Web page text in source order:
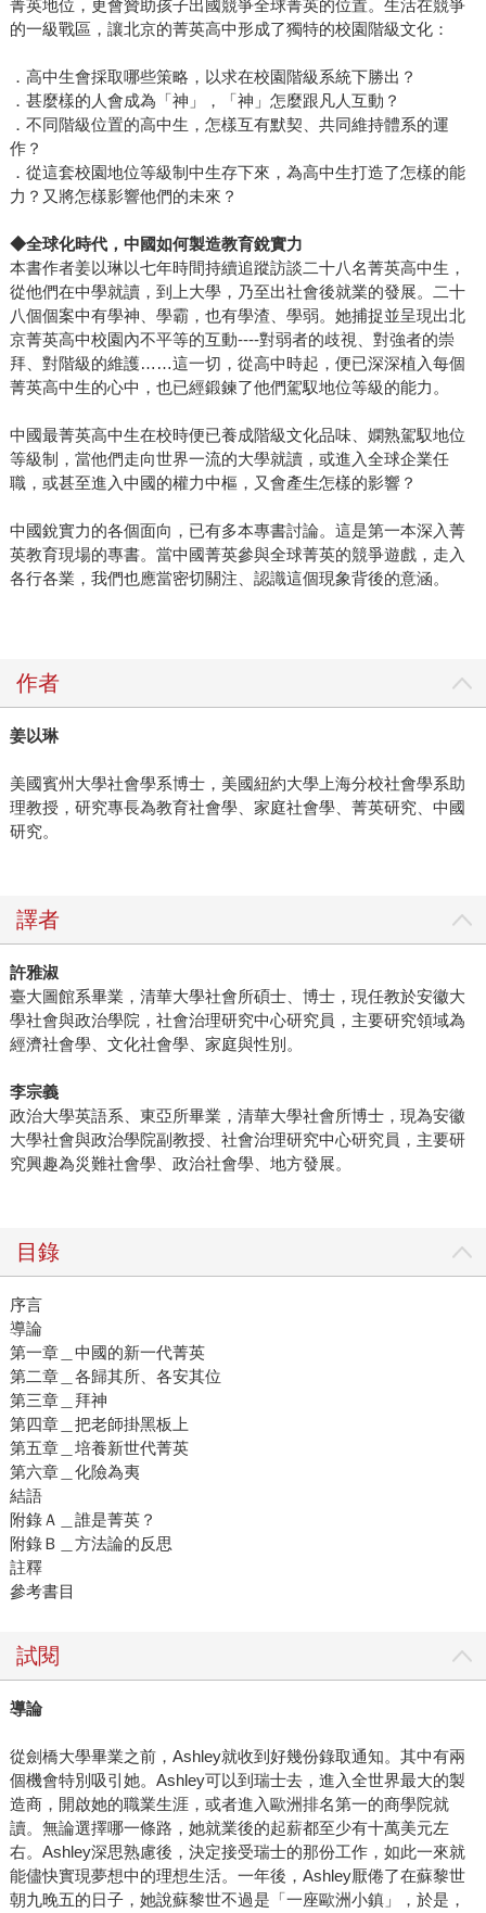
菁英地位，更會贊助孩子出國競爭全球菁英的位置。生活在競爭
的一級戰區，讓北京的菁英高中形成了獨特的校園階級文化：
．高中生會採取哪些策略，以求在校園階級系統下勝出？
．甚麼樣的人會成為「神」，「神」怎麼跟凡人互動？
．不同階級位置的高中生，怎樣互有默契、共同維持體系的運
作？
．從這套校園地位等級制中生存下來，為高中生打造了怎樣的能
力？又將怎樣影響他們的未來？
◆全球化時代， 中國如何製造教育銳實力
本書作者姜以琳以七年時間持續追蹤訪談二十八名菁英高中生，
從他們在中學就讀，到上大學，乃至出社會後就業的發展。二十
八個個案中有學神、學霸，也有學渣、學弱。她捕捉並呈現出北
京菁英高中校園內不平等的互動----對弱者的歧視、對強者的崇
拜、對階級的維護……這一切，從高中時起，便已深深植入每個
菁英高中生的心中，也已經鍛鍊了他們駕馭地位等級的能力。
中國最菁英高中生在校時便已養成階級文化品味、嫻熟駕馭地位
等級制，當他們走向世界一流的大學就讀，或進入全球企業任
職，或甚至進入中國的權力中樞，又會產生怎樣的影響？
中國銳實力的各個面向，已有多本專書討論。這是第一本深入菁
英教育現場的專書。當中國菁英參與全球菁英的競爭遊戲，走入
各行各業，我們也應當密切關注、認識這個現象背後的意涵。
作者
姜以琳
美國賓州大學社會學系博士，美國紐約大學上海分校社會學系助
理教授，研究專長為教育社會學、家庭社會學、菁英研究、中國
研究。
譯者
許雅淑
臺大圖館系畢業，清華大學社會所碩士、博士，現任教於安徽大
學社會與政治學院，社會治理研究中心研究員，主要研究領域為
經濟社會學、文化社會學、家庭與性別。
李宗義
政治大學英語系、東亞所畢業，清華大學社會所博士，現為安徽
大學社會與政治學院副教授、社會治理研究中心研究員，主要研
究興趣為災難社會學、政治社會學、地方發展。
目錄
序言
導論
第一章＿中國的新一代菁英
第二章＿各歸其所、各安其位
第三章＿拜神
第四章＿把老師掛黑板上
第五章＿培養新世代菁英
第六章＿化險為夷
結語
附錄Ａ＿誰是菁英？
附錄Ｂ＿方法論的反思
註釋
參考書目
試閱
導論
從劍橋大學畢業之前，Ashley就收到好幾份錄取通知。其中有兩
個機會特別吸引她。Ashley可以到瑞士去，進入全世界最大的製
造商，開啟她的職業生涯，或者進入歐洲排名第一的商學院就
讀。無論選擇哪一條路，她就業後的起薪都至少有十萬美元左
右。Ashley深思熟慮後，決定接受瑞士的那份工作，如此一來就
能儘快實現夢想中的理想生活。一年後，Ashley厭倦了在蘇黎世
朝九晚五的日子，她說蘇黎世不過是「一座歐洲小鎮」，於是，